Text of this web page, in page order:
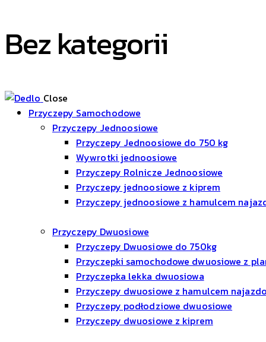
Bez kategorii
Close
Przyczepy Samochodowe
Przyczepy Jednoosiowe
Przyczepy Jednoosiowe do 750 kg
Wywrotki jednoosiowe
Przyczepy Rolnicze Jednoosiowe
Przyczepy jednoosiowe z kiprem
Przyczepy jednoosiowe z hamulcem
Przyczepy Dwuosiowe
Przyczepy Dwuosiowe do 750kg
Przyczepki samochodowe dwuosiowe z
Przyczepka lekka dwuosiowa
Przyczepy dwuosiowe z hamulcem
Przyczepy podłodziowe dwuosiowe
Przyczepy dwuosiowe z kiprem